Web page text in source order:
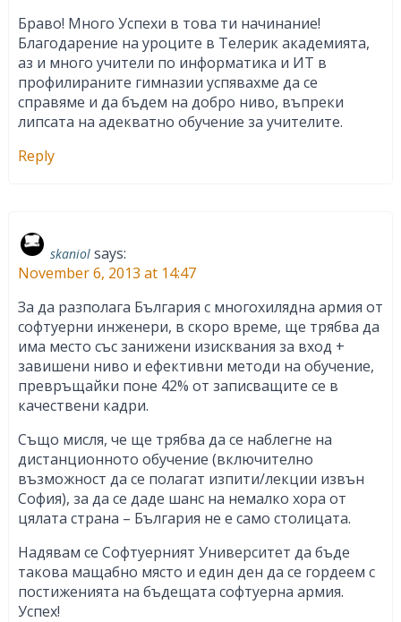
Браво! Много Успехи в това ти начинание!
Благодарение на уроците в Телерик академията,
аз и много учители по информатика и ИТ в
профилираните гимназии успявахме да се
справяме и да бъдем на добро ниво, въпреки
липсата на адекватно обучение за учителите.
Reply
skaniol says:
November 6, 2013 at 14:47
За да разполага България с многохилядна армия от
софтуерни инженери, в скоро време, ще трябва да
има место със занижени изисквания за вход +
завишени ниво и ефективни методи на обучение,
превръщайки поне 42% от записващите се в
качествени кадри.
Също мисля, че ще трябва да се наблегне на
дистанционното обучение (включително
възможност да се полагат изпити/лекции извън
София), за да се даде шанс на немалко хора от
цялата страна – България не е само столицата.
Надявам се Софтуерният Университет да бъде
такова мащабно място и един ден да се гордеем с
постиженията на бъдещата софтуерна армия.
Успех!